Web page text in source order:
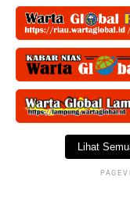
Lihat